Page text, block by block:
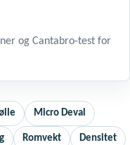
og Cantabro-test for
Micro Deval
Romvekt Densitet